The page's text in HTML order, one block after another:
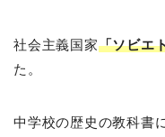
社会主義国家「ソビエ
た。
中学校の歴史の教科書